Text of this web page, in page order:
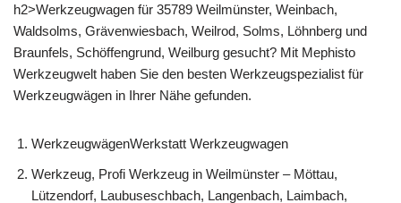
h2>Werkzeugwagen für 35789 Weilmünster, Weinbach,
Waldsolms, Grävenwiesbach, Weilrod, Solms, Löhnberg und
Braunfels, Schöffengrund, Weilburg gesucht? Mit Mephisto
Werkzeugwelt haben Sie den besten Werkzeugspezialist für
Werkzeugwägen in Ihrer Nähe gefunden.
WerkzeugwägenWerkstatt Werkzeugwagen
Werkzeug, Profi Werkzeug in Weilmünster – Möttau,
Lützendorf, Laubuseschbach, Langenbach, Laimbach,